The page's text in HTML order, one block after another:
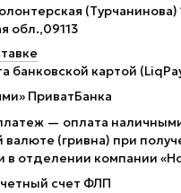
(Турчанинова)
обл.,09113
банковской картой
ПриватБанка
— оплата
(гривна) при
в отделении компании
счет ФЛП